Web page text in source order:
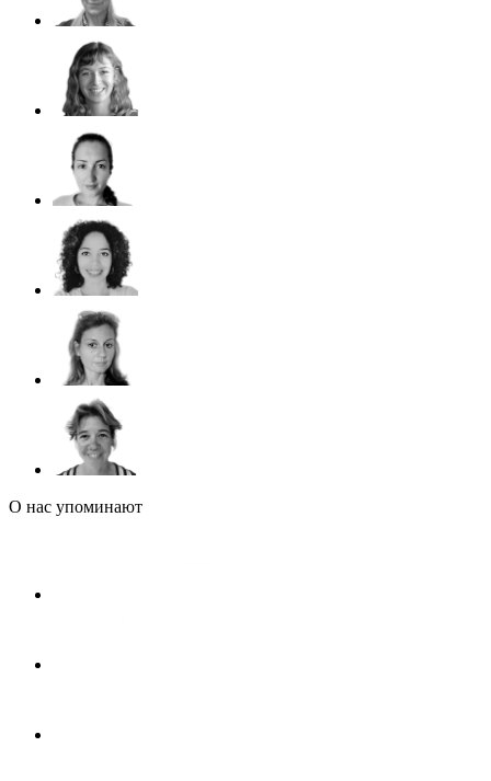
О нас упоминают